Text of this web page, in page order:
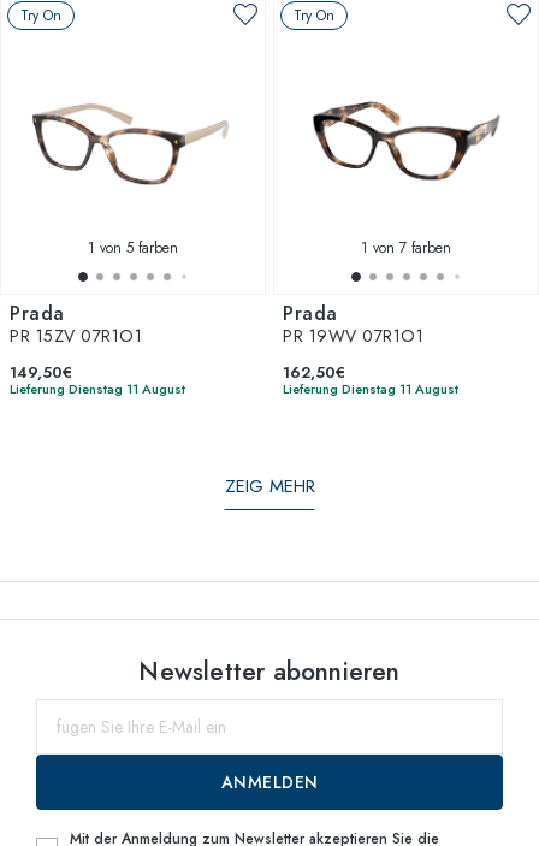
Try On
1 von 5 farben
Prada
PR 15ZV 07R1O1
149,50€
Lieferung Dienstag 11 August
Try On
1 von 7 farben
Prada
PR 19WV 07R1O1
162,50€
Lieferung Dienstag 11 August
ZEIG MEHR
Newsletter abonnieren
ANMELDEN
Mit der Anmeldung zum Newsletter akzeptieren Sie die